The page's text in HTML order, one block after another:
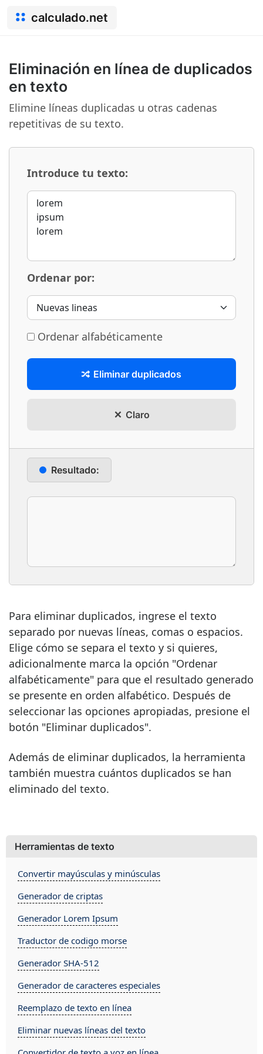
calculado.net
Eliminación en línea de duplicados
en texto
Elimine líneas duplicadas u otras cadenas
repetitivas de su texto.
Introduce tu texto:
Ordenar por:
Ordenar alfabéticamente
Eliminar duplicados
Claro
Resultado:
Para eliminar duplicados, ingrese el texto
separado por nuevas líneas, comas o espacios.
Elige cómo se separa el texto y si quieres,
adicionalmente marca la opción "Ordenar
alfabéticamente" para que el resultado generado
se presente en orden alfabético. Después de
seleccionar las opciones apropiadas, presione el
botón "Eliminar duplicados".
Además de eliminar duplicados, la herramienta
también muestra cuántos duplicados se han
eliminado del texto.
Herramientas de texto
Convertir mayúsculas y minúsculas
Generador de criptas
Generador Lorem Ipsum
Traductor de codigo morse
Generador SHA-512
Generador de caracteres especiales
Reemplazo de texto en línea
Eliminar nuevas líneas del texto